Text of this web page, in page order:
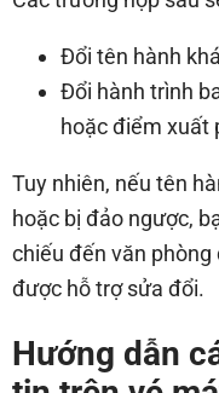
Đổi tên hành
Đổi hành trình
hoặc điểm xuất
Tuy nhiên, nếu tên
hoặc bị đảo ngược,
chiếu đến văn
được hỗ trợ sửa đổi.
Hướng dẫn